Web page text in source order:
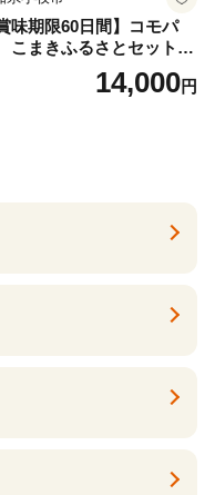
味期限60日間】コモパ
まきふるさとセット
個入り）／災害用備蓄
存食 非常食 防災グッズに
14,000円